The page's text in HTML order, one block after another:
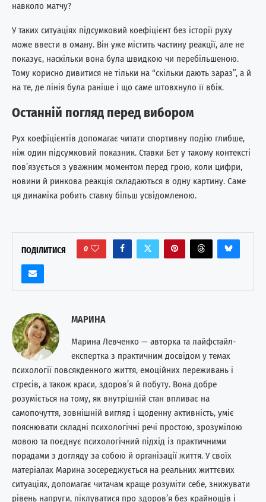
навколо матчу?
У таких ситуаціях підсумковий коефіцієнт без історії руху
може ввести в оману. Він уже містить частину реакції, але не
показує, наскільки вона була швидкою чи перебільшеною.
Тому корисно дивитися не тільки на “скільки дають зараз”, а й
на те, де лінія була раніше і що саме штовхнуло її вбік.
Останній погляд перед вибором
Рух коефіцієнтів допомагає читати спортивну подію глибше,
ніж один підсумковий показник. Ставки Бет у такому контексті
пов’язується з уважним моментом перед грою, коли цифри,
новини й ринкова реакція складаються в одну картину. Саме
ця динаміка робить ставку більш усвідомленою.
ПОДІЛИТИСЯ 0
МАРИНА
Марина Левченко — авторка та лайфстайл-
експертка з практичним досвідом у темах
психології повсякденного життя, емоційних переживань і
стресів, а також краси, здоров’я й побуту. Вона добре
розуміється на тому, як внутрішній стан впливає на
самопочуття, зовнішній вигляд і щоденну активність, уміє
пояснювати складні психологічні речі простою, зрозумілою
мовою та поєднує психологічний підхід із практичними
порадами з догляду за собою й організації життя. У своїх
матеріалах Марина зосереджується на реальних життєвих
ситуаціях, допомагає читачам краще розуміти себе, знижувати
рівень напруги, піклуватися про здоров’я без крайнощів і